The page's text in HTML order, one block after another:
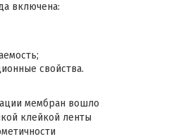
включена:
свойства.
мембран вошло
клейкой ленты